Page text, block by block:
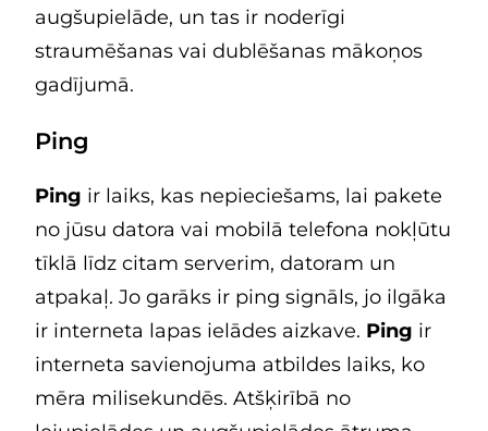
augšupielāde, un tas ir noderīgi
straumēšanas vai dublēšanas mākoņos
gadījumā.
Ping
Ping ir laiks, kas nepieciešams, lai pakete
no jūsu datora vai mobilā telefona nokļūtu
tīklā līdz citam serverim, datoram un
atpakaļ. Jo garāks ir ping signāls, jo ilgāka
ir interneta lapas ielādes aizkave. Ping ir
interneta savienojuma atbildes laiks, ko
mēra milisekundēs. Atšķirībā no